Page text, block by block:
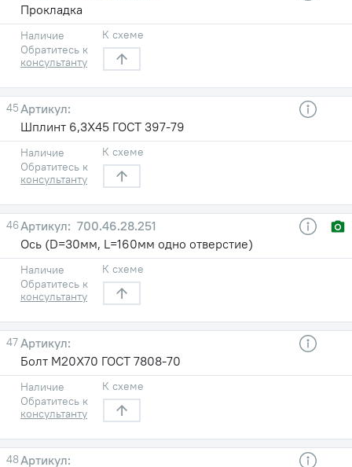
Прокладка
Наличие
Обратитесь к
консультанту
К схеме
45
Шплинт 6,3X45 ГОСТ 397-79
Наличие
Обратитесь к
консультанту
К схеме
46
700.46.28.251
Ось (D=30мм, L=160мм одно отверстие)
Наличие
Обратитесь к
консультанту
К схеме
47
Болт М20X70 ГОСТ 7808-70
Наличие
Обратитесь к
консультанту
К схеме
48